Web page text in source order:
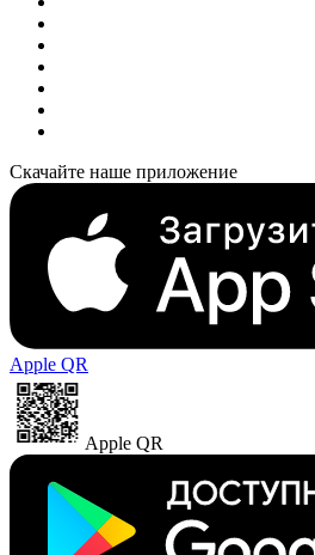
Скачайте наше приложение
Apple QR
Apple QR